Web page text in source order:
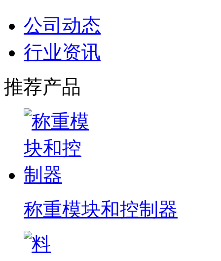
公司动态
行业资讯
推荐产品
称重模块和控制器